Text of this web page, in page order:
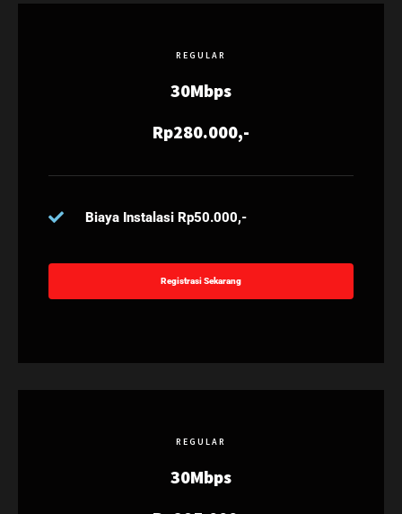
REGULAR
30Mbps
Rp280.000,-
Biaya Instalasi Rp50.000,-
Registrasi Sekarang
REGULAR
30Mbps